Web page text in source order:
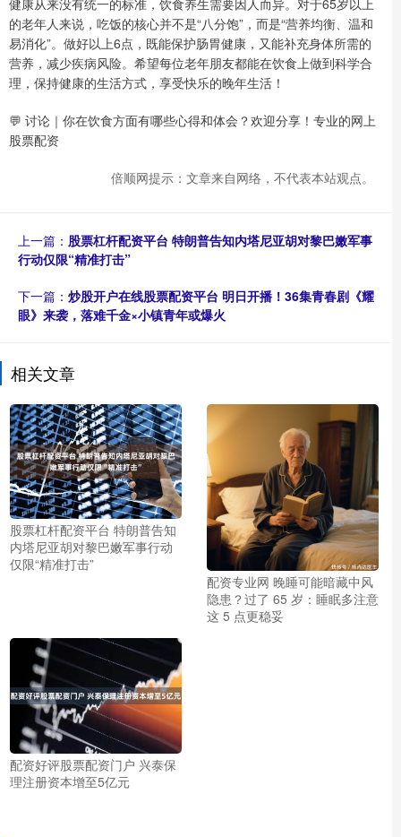
的老年人来说，吃饭的核心并不是“八分饱”，而是“营养均衡、温和
易消化”。做好以上6点，既能保护肠胃健康，又能补充身体所需的
营养，减少疾病风险。希望每位老年朋友都能在饮食上做到科学合
理，保持健康的生活方式，享受快乐的晚年生活！
💬 讨论｜你在饮食方面有哪些心得和体会？欢迎分享！专业的网上
股票配资
倍顺网提示：文章来自网络，不代表本站观点。
上一篇： 股票杠杆配资平台 特朗普告知内塔尼亚胡对黎巴嫩军事
行动仅限“精准打击”
下一篇： 炒股开户在线股票配资平台 明日开播！36集青春剧《耀
眼》来袭，落难千金×小镇青年或爆火
相关文章
股票杠杆配资平台 特朗普告知
内塔尼亚胡对黎巴嫩军事行动
仅限“精准打击”
配资专业网 晚睡可能暗藏中风
隐患？过了 65 岁：睡眠多注意
这 5 点更稳妥
配资好评股票配资门户 兴泰保
理注册资本增至5亿元